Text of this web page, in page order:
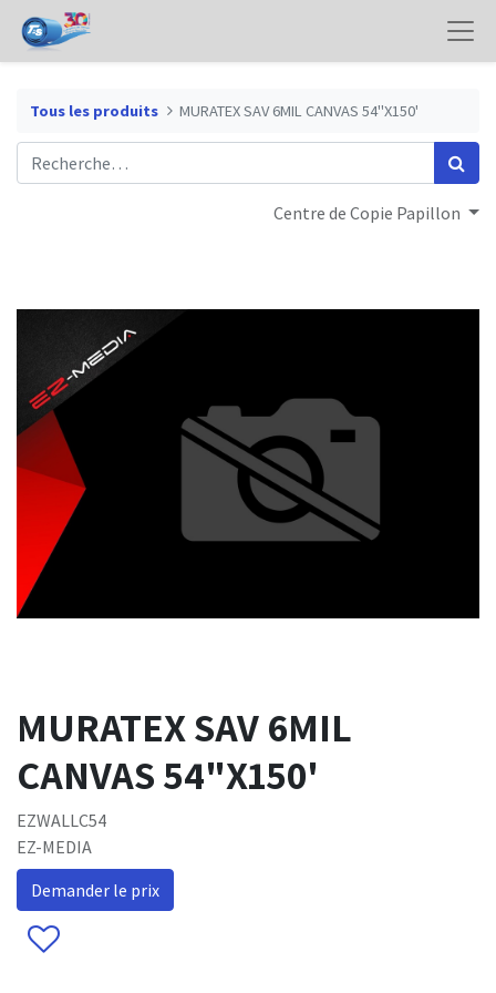
Tous les produits MURATEX SAV 6MIL CANVAS 54"X150'
Centre de Copie Papillon
MURATEX SAV 6MIL
CANVAS 54"X150'
EZWALLC54
EZ-MEDIA
Demander le prix